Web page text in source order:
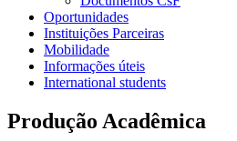
Oportunidades
Instituições Parceiras
Mobilidade
Informações úteis
International students
Produção Acadêmica